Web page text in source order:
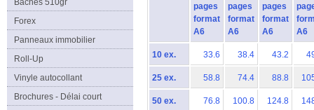
Bâches 510gr
Forex
Panneaux immobilier
Roll-Up
Vinyle autocollant
Brochures - Délai court
pages
format
A6
pages
format
A6
pages
format
A6
A6
10 ex. 33.6 38.4 43.2
25 ex. 58.8 74.4 88.8
50 ex. 76.8 100.8 124.8